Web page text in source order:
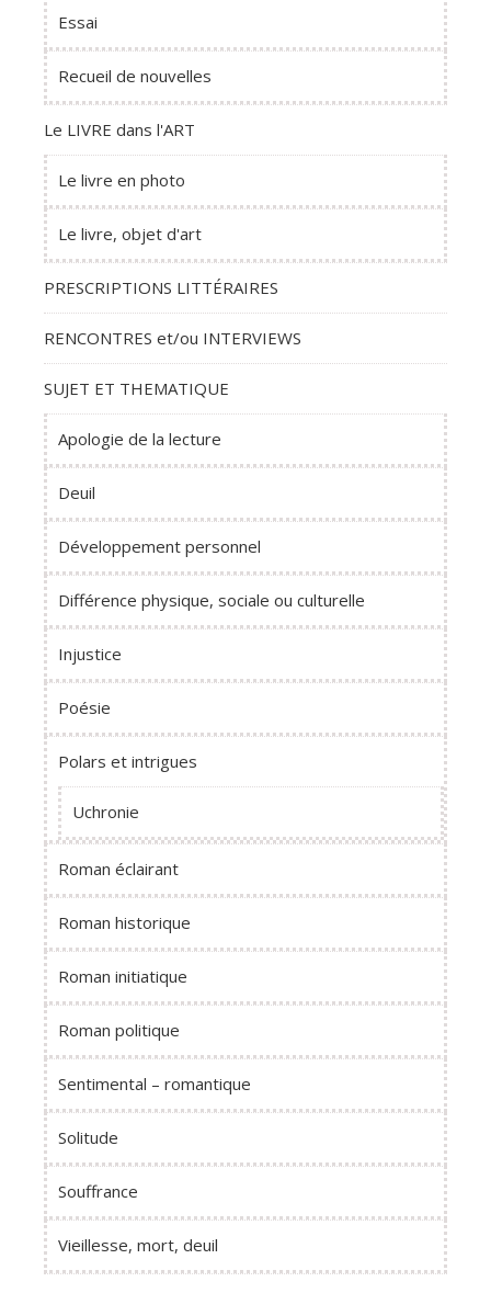
Essai
Recueil de nouvelles
Le LIVRE dans l'ART
Le livre en photo
Le livre, objet d'art
PRESCRIPTIONS LITTÉRAIRES
RENCONTRES et/ou INTERVIEWS
SUJET ET THEMATIQUE
Apologie de la lecture
Deuil
Développement personnel
Différence physique, sociale ou culturelle
Injustice
Poésie
Polars et intrigues
Uchronie
Roman éclairant
Roman historique
Roman initiatique
Roman politique
Sentimental – romantique
Solitude
Souffrance
Vieillesse, mort, deuil